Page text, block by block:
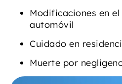
Modificaciones en
automóvil
Cuidado en
Muerte por